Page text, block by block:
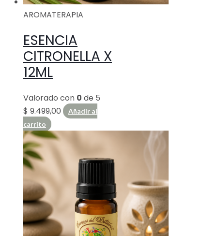
AROMATERAPIA
ESENCIA
CITRONELLA X
12ML
Valorado con 0 de 5
$ 9.499,00
Añadir al
carrito